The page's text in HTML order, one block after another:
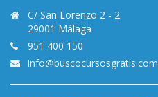
C/ San Lorenzo 2 - 2
29001 Málaga
951 400 150
info@buscocursosgratis.com